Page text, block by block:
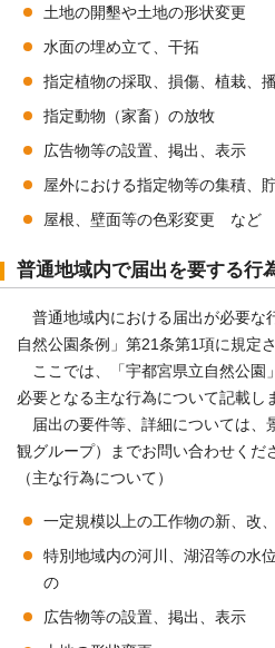
土地の開墾や土地の形状変更
水面の埋め立て、干拓
指定植物の採取、損傷、植栽、
指定動物（家畜）の放牧
広告物等の設置、掲出、表示
屋外における指定物等の集積、
屋根、壁面等の色彩変更 など
普通地域内で届出を要する行
普通地域内における届出が必要な
自然公園条例」第21条第1項に規定
ここでは、「宇都宮県立自然公園
必要となる主な行為について記載し
届出の要件等、詳細については
観グループ）までお問い合わせくだ
（主な行為について）
一定規模以上の工作物の新、改
特別地域内の河川、湖沼等の水
の
広告物等の設置、掲出、表示